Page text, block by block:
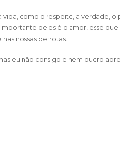
como o respeito, a verdade,
deles é o amor, esse
nas nossas derrotas.
eu não consigo e nem quero